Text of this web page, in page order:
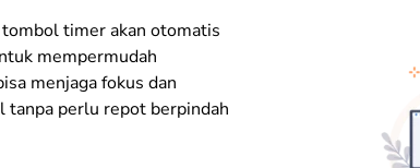
tombol timer akan otomatis
mempermudah
menjaga fokus dan
tanpa perlu repot berpindah